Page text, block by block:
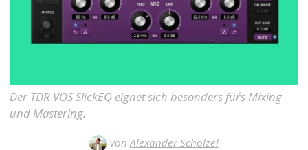
Der TDR VOS SlickEQ eignet sich besonders für´s Mixing
und Mastering.
VonAlexander Schölzel